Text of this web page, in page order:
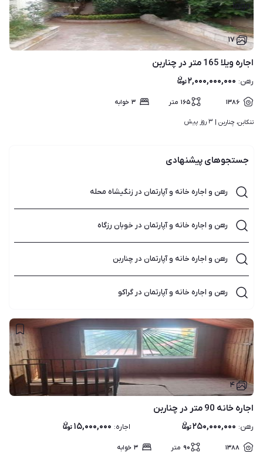
۱۷
اجاره ویلا 165 متر در چناربن
رهن: ۲,۰۰۰,۰۰۰,۰۰۰
۱۳۸۶ ۱۶۵ متر ۳ خوابه
تنکابن، چناربن | ۳ روز پیش
جستجوهای پیشنهادی
رهن و اجاره خانه و آپارتمان در زنگیشاه محله
رهن و اجاره خانه و آپارتمان در خوبان رزگاه
رهن و اجاره خانه و آپارتمان در چناربن
رهن و اجاره خانه و آپارتمان در گراکو
۴
اجاره خانه 90 متر در چناربن
رهن: ۲۵۰,۰۰۰,۰۰۰ اجاره: ۱۵,۰۰۰,۰۰۰
۱۳۸۸ ۹۰ متر ۳ خوابه